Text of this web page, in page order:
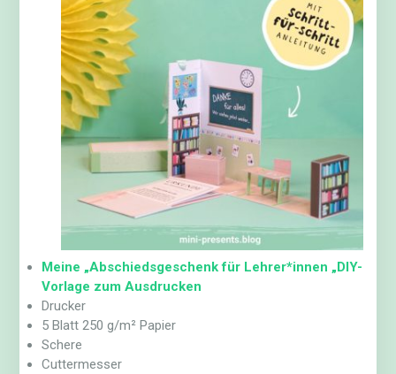
Meine „Abschiedsgeschenk für Lehrer*innen „DIY-
Vorlage zum Ausdrucken
Drucker
5 Blatt 250 g/m² Papier
Schere
Cuttermesser